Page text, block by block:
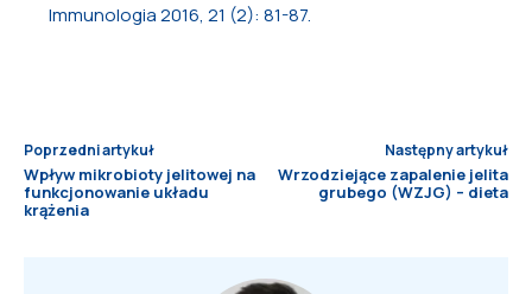
Immunologia 2016, 21 (2): 81-87.
Poprzedni artykuł
Wpływ mikrobioty jelitowej na
funkcjonowanie układu
krążenia
Następny artykuł
Wrzodziejące zapalenie jelita
grubego (WZJG) – dieta